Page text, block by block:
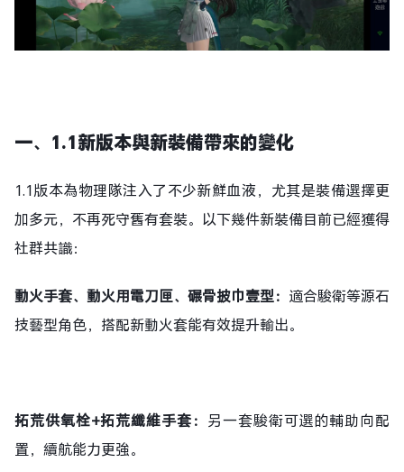
一、1.1新版本與新裝備帶來的變化
1.1版本為物理隊注入了不少新鮮血液，尤其是裝備選擇更
加多元，不再死守舊有套裝。以下幾件新裝備目前已經獲得
社群共識：
動火手套、動火用電刀匣、碾骨披巾壹型： 適合駿衛等源石
技藝型角色，搭配新動火套能有效提升輸出。
拓荒供氧栓+拓荒纖維手套： 另一套駿衛可選的輔助向配
置，續航能力更強。